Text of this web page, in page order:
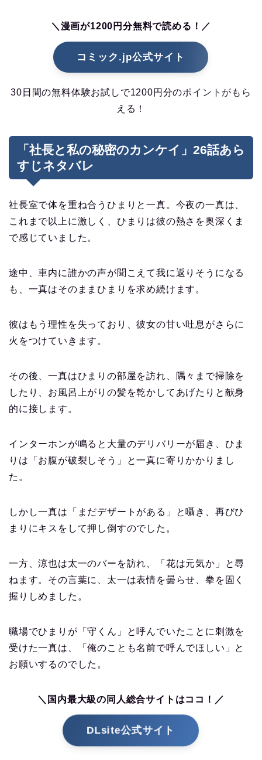
＼漫画が1200円分無料で読める！／
コミック.jp公式サイト
30日間の無料体験お試しで1200円分のポイントがもら
える！
「社長と私の秘密のカンケイ」26話あら
すじネタバレ
社長室で体を重ね合うひまりと一真。今夜の一真は、
これまで以上に激しく、ひまりは彼の熱さを奥深くま
で感じていました。
途中、車内に誰かの声が聞こえて我に返りそうになる
も、一真はそのままひまりを求め続けます。
彼はもう理性を失っており、彼女の甘い吐息がさらに
火をつけていきます。
その後、一真はひまりの部屋を訪れ、隅々まで掃除を
したり、お風呂上がりの髪を乾かしてあげたりと献身
的に接します。
インターホンが鳴ると大量のデリバリーが届き、ひま
りは「お腹が破裂しそう」と一真に寄りかかりまし
た。
しかし一真は「まだデザートがある」と囁き、再びひ
まりにキスをして押し倒すのでした。
一方、涼也は太一のバーを訪れ、「花は元気か」と尋
ねます。その言葉に、太一は表情を曇らせ、拳を固く
握りしめました。
職場でひまりが「守くん」と呼んでいたことに刺激を
受けた一真は、「俺のことも名前で呼んでほしい」と
お願いするのでした。
＼国内最大級の同人総合サイトはココ！／
DLsite公式サイト